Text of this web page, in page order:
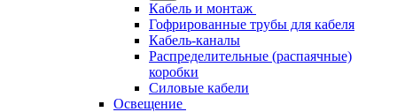
Кабель и монтаж
Гофрированные трубы для кабеля
Кабель-каналы
Распределительные (распаячные)
коробки
Силовые кабели
Освещение